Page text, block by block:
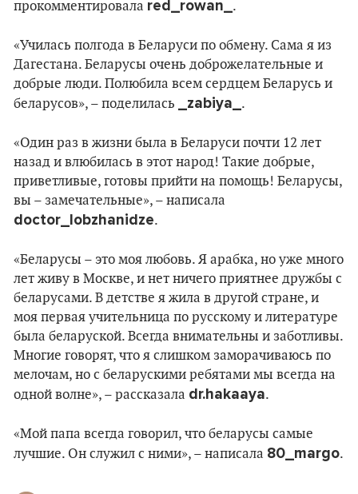
прокомментировала red_rowan_ .
«Училась полгода в Беларуси по обмену. Сама я из
Дагестана. Беларусы очень доброжелательные и
добрые люди. Полюбила всем сердцем Беларусь и
беларусов», – поделилась
_zabiya_ .
«Один раз в жизни была в Беларуси почти 12 лет
назад и влюбилась в этот народ! Такие добрые,
приветливые, готовы прийти на помощь! Беларусы,
вы – замечательные», – написала
doctor_lobzhanidze.
«Беларусы – это моя любовь. Я арабка, но уже много
лет живу в Москве, и нет ничего приятнее дружбы с
беларусами. В детстве я жила в другой стране, и
моя первая учительница по русскому и литературе
была беларуской. Всегда внимательны и заботливы.
Многие говорят, что я слишком заморачиваюсь по
мелочам, но с беларускими ребятами мы всегда на
одной волне», – рассказала dr.hakaaya.
«Мой папа всегда говорил, что беларусы самые
лучшие. Он служил с ними», – написала 80_margo.